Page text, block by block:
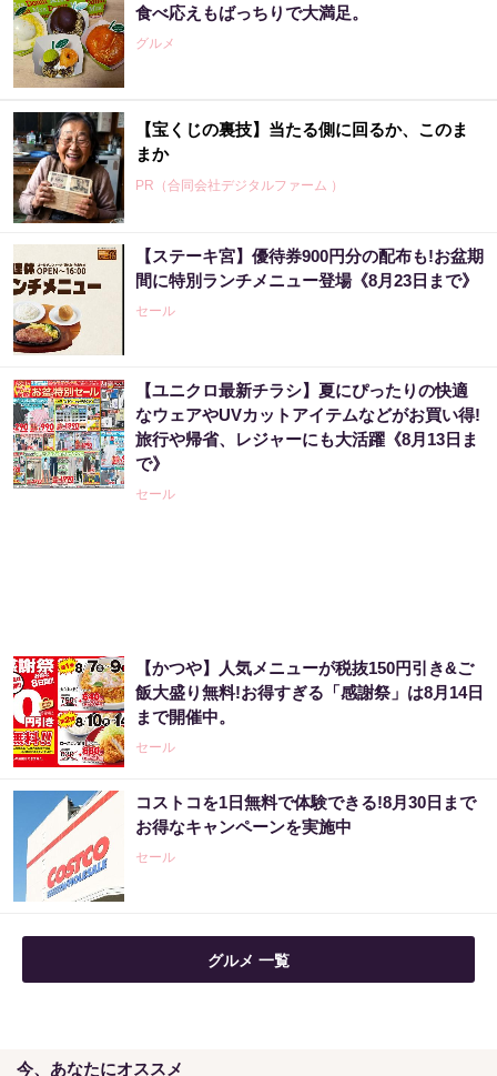
食べ応えもばっちりで大満足。
グルメ
【宝くじの裏技】当たる側に回るか、このま
まか
PR（合同会社デジタルファーム ）
「え、こんなセールやってたの？」80％OFF
以上が続々登場！Amazonの本気が...
PR（Amazon）
宝くじ当たる人だけが気づいている違い
PR（合同会社デジタルファーム ）
【昭和43年以前生まれはロト６この数字を買
うべき】6つの数字が「完全一致」する方...
PR（株式会社MURA）
Amazon今日も見逃せない！80%OFF以上が
続々登場
PR（Amazon）
【ステーキ宮】優待券900円分の配布も!お盆期
間に特別ランチメニュー登場《8月23日まで》
セール
【ユニクロ最新チラシ】夏にぴったりの快適
なウェアやUVカットアイテムなどがお買い得!
旅行や帰省、レジャーにも大活躍《8月13日ま
で》
セール
【かつや】人気メニューが税抜150円引き&ご
飯大盛り無料!お得すぎる「感謝祭」は8月14日
まで開催中。
セール
コストコを1日無料で体験できる!8月30日まで
お得なキャンペーンを実施中
セール
グルメ 一覧
今、あなたにオススメ